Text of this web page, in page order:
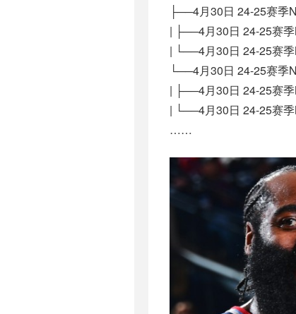
├──4月30日 24-25赛季
| ├──4月30日 24-25赛
| └──4月30日 24-25赛
└──4月30日 24-25赛季
| ├──4月30日 24-25赛
| └──4月30日 24-25赛
……